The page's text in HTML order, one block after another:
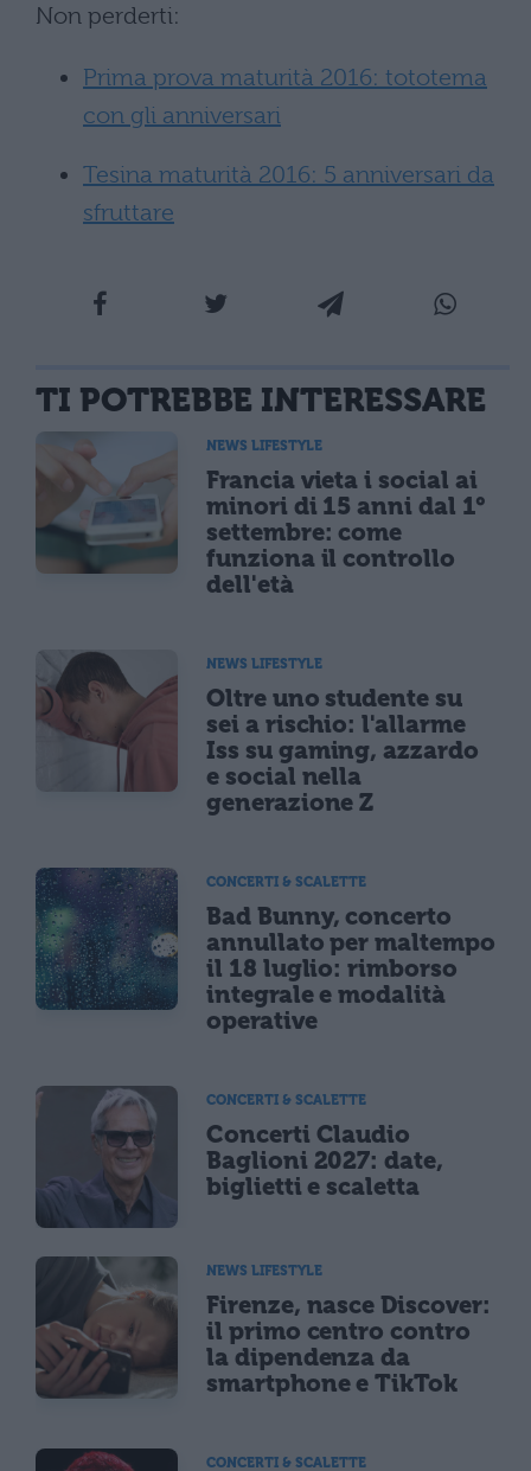
Non perderti:
Prima prova maturità 2016: tototema
con gli anniversari
Tesina maturità 2016: 5 anniversari da
sfruttare
TI POTREBBE INTERESSARE
NEWS LIFESTYLE
Francia vieta i social ai
minori di 15 anni dal 1°
settembre: come
funziona il controllo
dell'età
NEWS LIFESTYLE
Oltre uno studente su
sei a rischio: l'allarme
Iss su gaming, azzardo
e social nella
generazione Z
CONCERTI & SCALETTE
Bad Bunny, concerto
annullato per maltempo
il 18 luglio: rimborso
integrale e modalità
operative
CONCERTI & SCALETTE
Concerti Claudio
Baglioni 2027: date,
biglietti e scaletta
NEWS LIFESTYLE
Firenze, nasce Discover:
il primo centro contro
la dipendenza da
smartphone e TikTok
CONCERTI & SCALETTE